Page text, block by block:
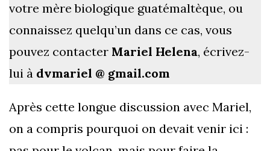
votre mère biologique guatémaltèque, ou
connaissez quelqu’un dans ce cas, vous
pouvez contacter Mariel Helena, écrivez-
lui à dvmariel @ gmail.com
Après cette longue discussion avec Mariel,
on a compris pourquoi on devait venir ici :